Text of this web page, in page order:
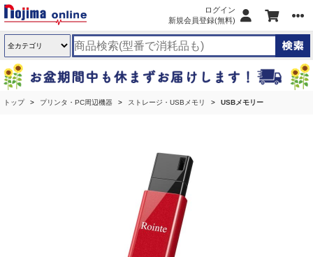
ログイン
新規会員登録(無料)
トップ プリンタ・PC周辺機器 ストレージ・USBメモリ USBメモリー